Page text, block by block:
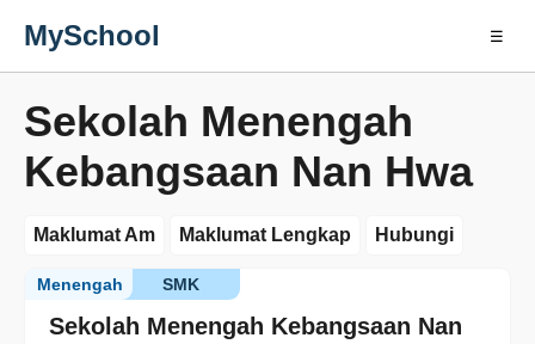
MySchool ☰
Sekolah Menengah
Kebangsaan Nan Hwa
Maklumat Am Maklumat Lengkap Hubungi
Sekolah Menengah Kebangsaan Nan
SMK
Menengah